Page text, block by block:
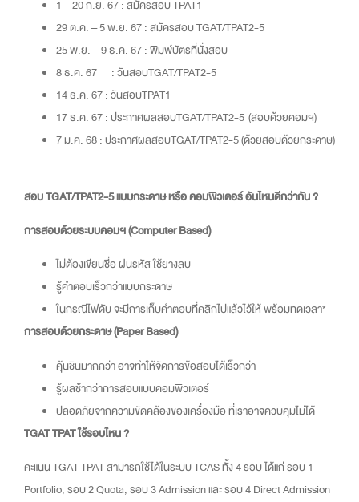
1 – 20 ก.ย. 67: สมัครสอบ TPAT1
29 ต.ค. – 5 พ.ย. 67: สมัครสอบ TGAT/TPAT2-5
25 พ.ย. – 9 ธ.ค. 67: พิมพ์บัตรที่นั่งสอบ
8 ธ.ค. 67
: วันสอบTGAT/TPAT2-5
14 ธ.ค. 67: วันสอบTPAT1
17 ธ.ค. 67: ประกาศผลสอบTGAT/TPAT2-5 (สอบด้วยคอมฯ)
7 ม.ค. 68: ประกาศผลสอบTGAT/TPAT2-5 (ด้วยสอบด้วยกระดาษ)
สอบ TGAT/TPAT2-5 แบบกระดาษ หรือ คอมพิวเตอร์ อันไหนดีกว่ากัน ?
การสอบด้วยระบบคอมฯ (Computer Based)
ไม่ต้องเขียนชื่อ ฝนรหัส ใช้ยางลบ
รู้คำตอบเร็วกว่าแบบกระดาษ
ในกรณีไฟดับ จะมีการเก็บคำตอบที่คลิกไปแล้วไว้ให้ พร้อมทดเวลา*
การสอบด้วยกระดาษ (Paper Based)
คุ้นชินมากกว่า อาจทำให้จัดการข้อสอบได้เร็วกว่า
รู้ผลช้ากว่าการสอบแบบคอมพิวเตอร์
ปลอดภัยจากความขัดคล้องของเครื่องมือ ที่เราอาจควบคุมไม่ได้
TGAT TPAT ใช้รอบไหน ?
คะแนน TGAT TPAT สามารถใช้ได้ในระบบ TCAS ทั้ง 4 รอบ ได้แก่ รอบ 1
Portfolio, รอบ 2 Quota, รอบ 3 Admission และ รอบ 4 Direct Admission